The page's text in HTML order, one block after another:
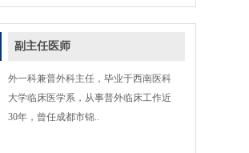
副主任医师
外一科兼普外科主任，毕业于西南医科
大学临床医学系，从事普外临床工作近
30年，曾任成都市锦..